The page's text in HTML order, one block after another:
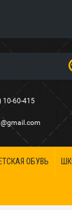
10-60-415
ОБУВЬ